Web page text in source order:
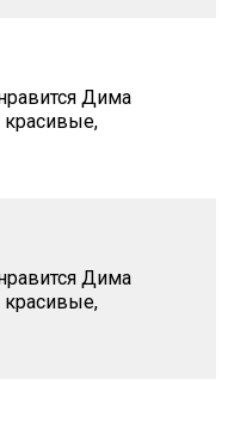
Дима
красивые,
Дима
красивые,